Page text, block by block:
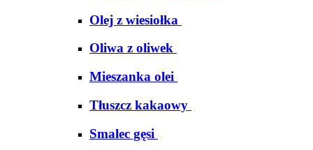
Olej z wiesiołka
Oliwa z oliwek
Mieszanka olei
Tłuszcz kakaowy
Smalec gęsi